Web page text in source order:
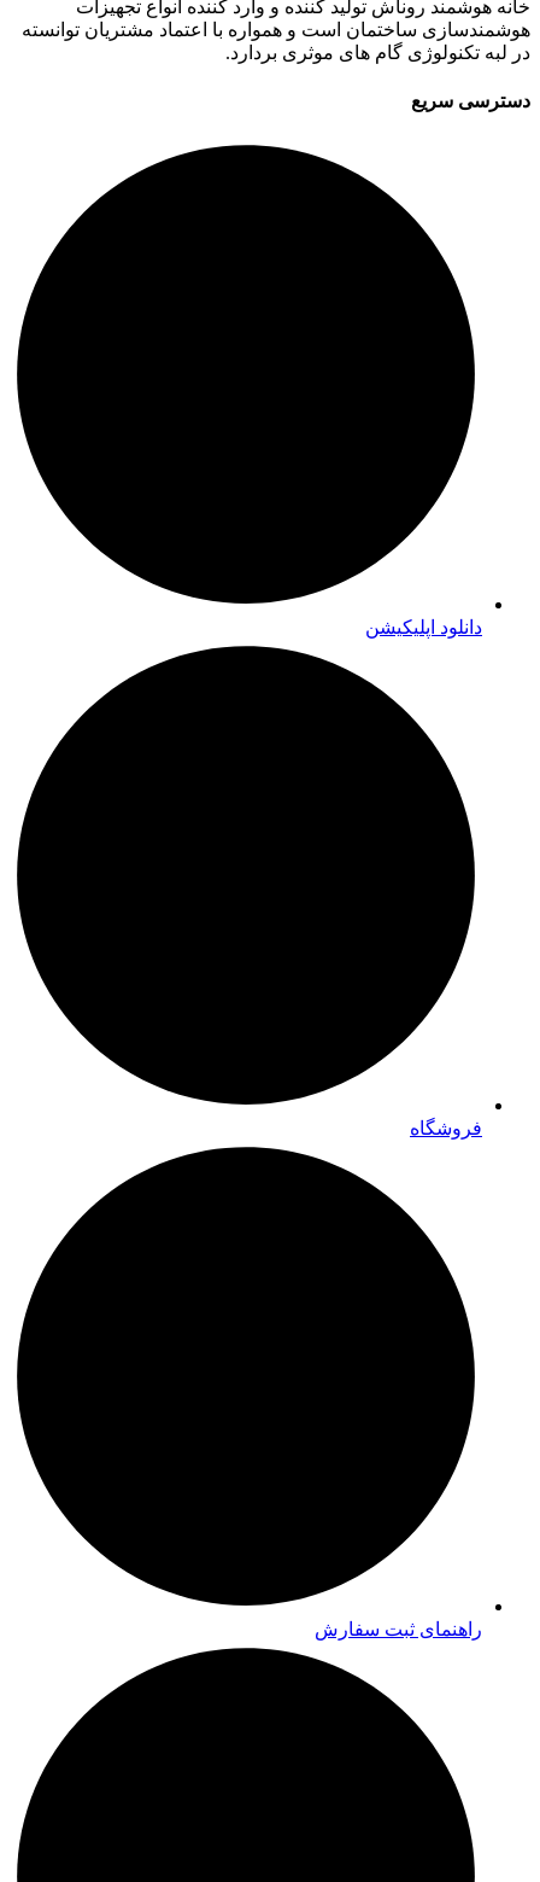
خانه هوشمند روناش تولید کننده و وارد کننده انواع تجهیزات
هوشمندسازی ساختمان است و همواره با اعتماد مشتریان توانسته
در لبه تکنولوژی گام های موثری بردارد.
دسترسی سریع
دانلود اپلیکیشن
فروشگاه
راهنمای ثبت سفارش